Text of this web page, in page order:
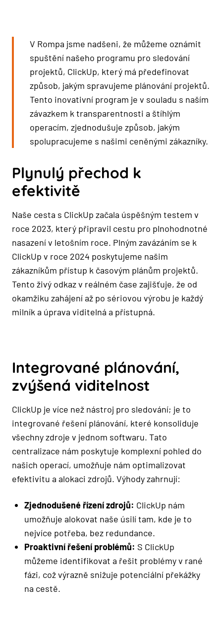
V Rompa jsme nadšeni, že můžeme oznámit
spuštění našeho programu pro sledování
projektů, ClickUp, který má předefinovat
způsob, jakým spravujeme plánování projektů.
Tento inovativní program je v souladu s naším
závazkem k transparentnosti a štíhlým
operacím, zjednodušuje způsob, jakým
spolupracujeme s našimi ceněnými zákazníky.
Plynulý přechod k
efektivitě
Naše cesta s ClickUp začala úspěšným testem v
roce 2023, který připravil cestu pro plnohodnotné
nasazení v letošním roce. Plným zavázáním se k
ClickUp v roce 2024 poskytujeme našim
zákazníkům přístup k časovým plánům projektů.
Tento živý odkaz v reálném čase zajišťuje, že od
okamžiku zahájení až po sériovou výrobu je každý
milník a úprava viditelná a přístupná.
Integrované plánování,
zvýšená viditelnost
ClickUp je více než nástroj pro sledování; je to
integrované řešení plánování, které konsoliduje
všechny zdroje v jednom softwaru. Tato
centralizace nám poskytuje komplexní pohled do
našich operací, umožňuje nám optimalizovat
efektivitu a alokaci zdrojů. Výhody zahrnují:
Zjednodušené řízení zdrojů: ClickUp nám
umožňuje alokovat naše úsilí tam, kde je to
nejvíce potřeba, bez redundance.
Proaktivní řešení problémů: S ClickUp
můžeme identifikovat a řešit problémy v rané
fázi, což výrazně snižuje potenciální překážky
na cestě.